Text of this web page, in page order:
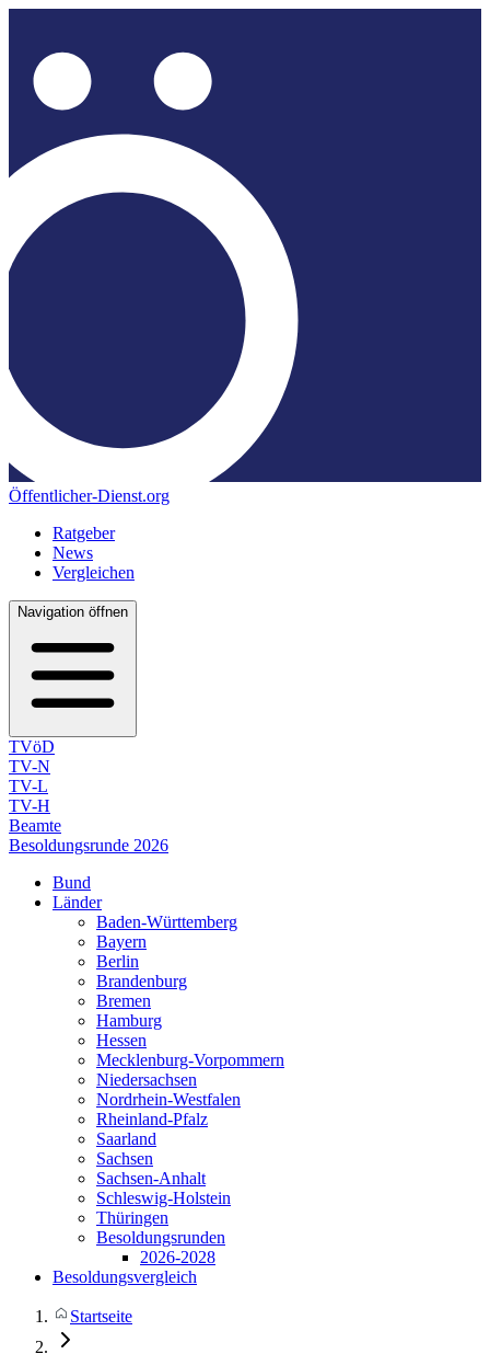
Öffentlicher-Dienst.org
Ratgeber
News
Vergleichen
Navigation öffnen
TVöD
TV-N
TV-L
TV-H
Beamte
Besoldungsrunde 2026
Bund
Länder
Baden-Württemberg
Bayern
Berlin
Brandenburg
Bremen
Hamburg
Hessen
Mecklenburg-Vorpommern
Niedersachsen
Nordrhein-Westfalen
Rheinland-Pfalz
Saarland
Sachsen
Sachsen-Anhalt
Schleswig-Holstein
Thüringen
Besoldungsrunden
2026-2028
Besoldungsvergleich
Startseite